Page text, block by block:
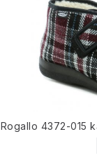
Rogallo 4372-015